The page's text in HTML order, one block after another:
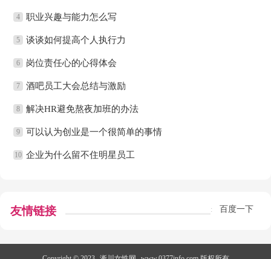
4 职业兴趣与能力怎么写
5 谈谈如何提高个人执行力
6 岗位责任心的心得体会
7 酒吧员工大会总结与激励
8 解决HR避免熬夜加班的办法
9 可以认为创业是一个很简单的事情
10 企业为什么留不住明星员工
友情链接 : 百度一下